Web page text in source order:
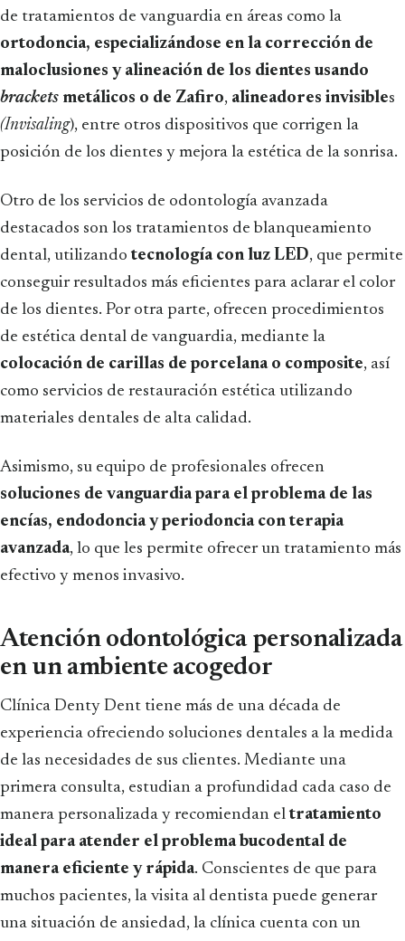
de tratamientos de vanguardia en áreas como la
ortodoncia, especializándose en la corrección de
maloclusiones y alineación de los dientes usando
brackets metálicos o de Zafiro, alineadores invisibles
(Invisaling), entre otros dispositivos que corrigen la
posición de los dientes y mejora la estética de la sonrisa.
Otro de los servicios de odontología avanzada
destacados son los tratamientos de blanqueamiento
dental, utilizandotecnología con luz LED, que permite
conseguir resultados más eficientes para aclarar el color
de los dientes. Por otra parte, ofrecen procedimientos
de estética dental de vanguardia, mediante la
colocación de carillas de porcelana o composite, así
como servicios de restauración estética utilizando
materiales dentales de alta calidad.
Asimismo, su equipo de profesionales ofrecen
soluciones de vanguardia para el problema de las
encías, endodoncia y periodoncia con terapia
avanzada, lo que les permite ofrecer un tratamiento más
efectivo y menos invasivo.
Atención odontológica personalizada
en un ambiente acogedor
Clínica Denty Dent tiene más de una década de
experiencia ofreciendo soluciones dentales a la medida
de las necesidades de sus clientes. Mediante una
primera consulta, estudian a profundidad cada caso de
manera personalizada y recomiendan eltratamiento
ideal para atender el problema bucodental de
manera eficiente y rápida. Conscientes de que para
muchos pacientes, la visita al dentista puede generar
una situación de ansiedad, la clínica cuenta con un